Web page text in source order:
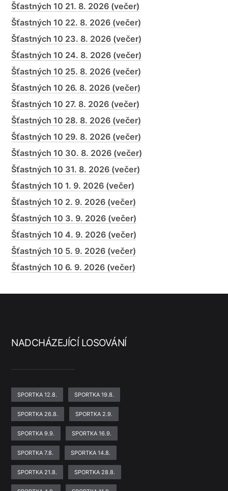
Šťastných 10 21. 8. 2026 (večer)
Šťastných 10 22. 8. 2026 (večer)
Šťastných 10 23. 8. 2026 (večer)
Šťastných 10 24. 8. 2026 (večer)
Šťastných 10 25. 8. 2026 (večer)
Šťastných 10 26. 8. 2026 (večer)
Šťastných 10 27. 8. 2026 (večer)
Šťastných 10 28. 8. 2026 (večer)
Šťastných 10 29. 8. 2026 (večer)
Šťastných 10 30. 8. 2026 (večer)
Šťastných 10 31. 8. 2026 (večer)
Šťastných 10 1. 9. 2026 (večer)
Šťastných 10 2. 9. 2026 (večer)
Šťastných 10 3. 9. 2026 (večer)
Šťastných 10 4. 9. 2026 (večer)
Šťastných 10 5. 9. 2026 (večer)
Šťastných 10 6. 9. 2026 (večer)
NADCHÁZEJÍCÍ LOSOVÁNÍ
SPORTKA 12.8. SPORTKA 19.8.
SPORTKA 26.8. SPORTKA 2.9.
SPORTKA 9.9. SPORTKA 16.9.
SPORTKA 7.8. SPORTKA 14.8.
SPORTKA 21.8. SPORTKA 28.8.